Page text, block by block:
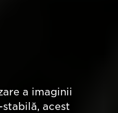
a imaginii
acest